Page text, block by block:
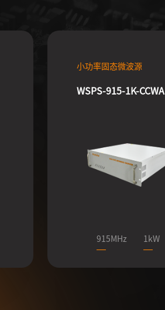
小功率固态微波源
WSPS-915-1K-CCWA
915MHz 1kW